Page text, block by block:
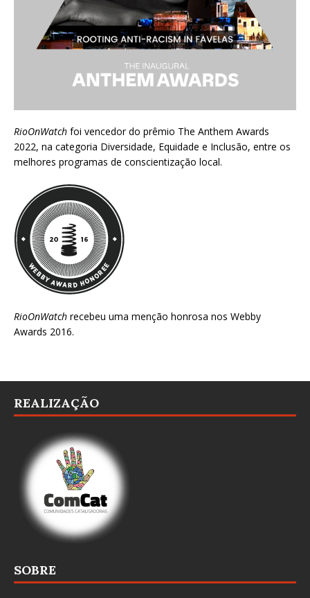
RioOnWatch foi vencedor do prêmio The Anthem Awards
2022, na categoria Diversidade, Equidade e Inclusão, entre os
melhores programas de conscientização local.
RioOnWatch recebeu uma menção honrosa nos Webby
Awards 2016.
REALIZAÇÃO
SOBRE